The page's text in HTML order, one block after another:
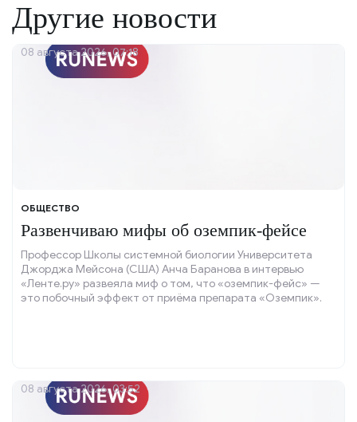
Другие новости
ОБЩЕСТВО
Развенчиваю мифы об оземпик-фейсе
Профессор Школы системной биологии Университета
Джорджа Мейсона (США) Анча Баранова в интервью
«Ленте.ру» развеяла миф о том, что «оземпик-фейс» —
это побочный эффект от приёма препарата «Оземпик».
08 августа 2026, 07:18
08 августа 2026, 03:52